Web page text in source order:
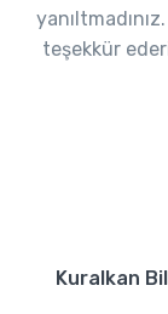
teşekkür
Kuralkan